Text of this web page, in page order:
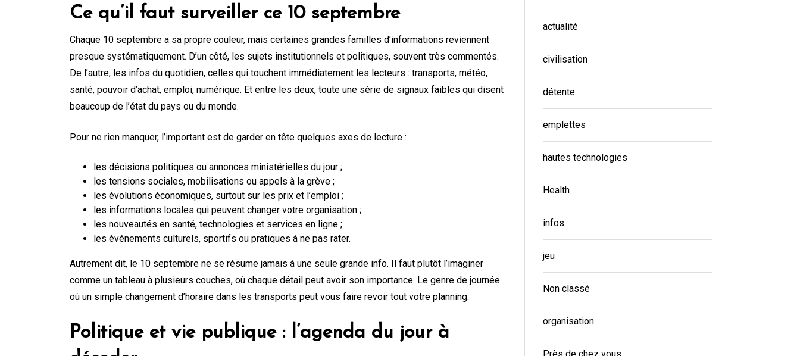
Ce qu’il faut surveiller ce 10 septembre
Chaque 10 septembre a sa propre couleur, mais certaines grandes familles d’informations reviennent
presque systématiquement. D’un côté, les sujets institutionnels et politiques, souvent très commentés.
De l’autre, les infos du quotidien, celles qui touchent immédiatement les lecteurs : transports, météo,
santé, pouvoir d’achat, emploi, numérique. Et entre les deux, toute une série de signaux faibles qui disent
beaucoup de l’état du pays ou du monde.
Pour ne rien manquer, l’important est de garder en tête quelques axes de lecture :
les décisions politiques ou annonces ministérielles du jour ;
les tensions sociales, mobilisations ou appels à la grève ;
les évolutions économiques, surtout sur les prix et l’emploi ;
les informations locales qui peuvent changer votre organisation ;
les nouveautés en santé, technologies et services en ligne ;
les événements culturels, sportifs ou pratiques à ne pas rater.
Autrement dit, le 10 septembre ne se résume jamais à une seule grande info. Il faut plutôt l’imaginer
comme un tableau à plusieurs couches, où chaque détail peut avoir son importance. Le genre de journée
où un simple changement d’horaire dans les transports peut vous faire revoir tout votre planning.
Politique et vie publique : l’agenda du jour à
actualité
civilisation
détente
emplettes
hautes technologies
Health
infos
jeu
Non classé
organisation